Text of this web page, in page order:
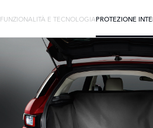
FUNZIONALITÀ E TECNOLOGIAPROTEZIONE